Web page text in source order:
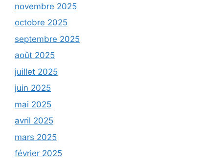
novembre 2025
octobre 2025
septembre 2025
août 2025
juillet 2025
juin 2025
mai 2025
avril 2025
mars 2025
février 2025